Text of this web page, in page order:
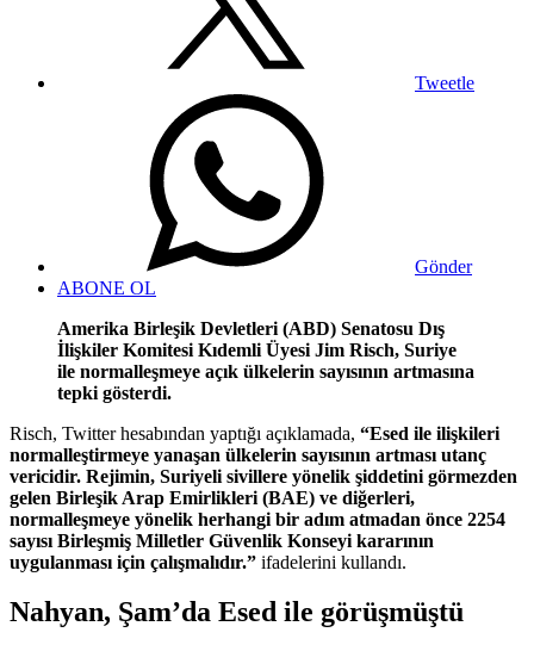
Tweetle
Gönder
ABONE OL
Amerika Birleşik Devletleri (ABD) Senatosu Dış
İlişkiler Komitesi Kıdemli Üyesi Jim Risch, Suriye
ile normalleşmeye açık ülkelerin sayısının artmasına
tepki gösterdi.
Risch, Twitter hesabından yaptığı açıklamada, “Esed ile ilişkileri
normalleştirmeye yanaşan ülkelerin sayısının artması utanç
vericidir. Rejimin, Suriyeli sivillere yönelik şiddetini görmezden
gelen Birleşik Arap Emirlikleri (BAE) ve diğerleri,
normalleşmeye yönelik herhangi bir adım atmadan önce 2254
sayısı Birleşmiş Milletler Güvenlik Konseyi kararının
uygulanması için çalışmalıdır.” ifadelerini kullandı.
Nahyan, Şam’da Esed ile görüşmüştü